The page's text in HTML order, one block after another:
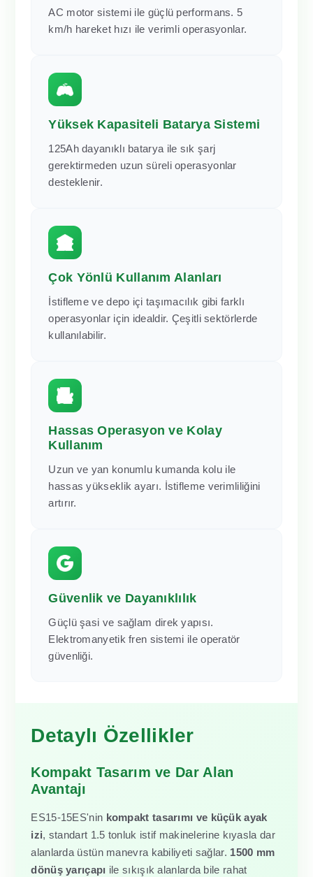
AC motor sistemi ile güçlü performans. 5
km/h hareket hızı ile verimli operasyonlar.
Yüksek Kapasiteli Batarya Sistemi
125Ah dayanıklı batarya ile sık şarj
gerektirmeden uzun süreli operasyonlar
desteklenir.
Çok Yönlü Kullanım Alanları
İstifleme ve depo içi taşımacılık gibi farklı
operasyonlar için idealdir. Çeşitli sektörlerde
kullanılabilir.
Hassas Operasyon ve Kolay
Kullanım
Uzun ve yan konumlu kumanda kolu ile
hassas yükseklik ayarı. İstifleme verimliliğini
artırır.
Güvenlik ve Dayanıklılık
Güçlü şasi ve sağlam direk yapısı.
Elektromanyetik fren sistemi ile operatör
güvenliği.
Detaylı Özellikler
Kompakt Tasarım ve Dar Alan
Avantajı
ES15-15ES'nin kompakt tasarımı ve küçük ayak
izi, standart 1.5 tonluk istif makinelerine kıyasla dar
alanlarda üstün manevra kabiliyeti sağlar. 1500 mm
dönüş yarıçapı ile sıkışık alanlarda bile rahat